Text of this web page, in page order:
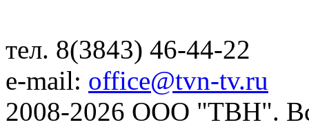
тел. 8(3843) 46-44-22
e-mail: office@tvn-tv.ru
2008-2026 ООО "ТВН".